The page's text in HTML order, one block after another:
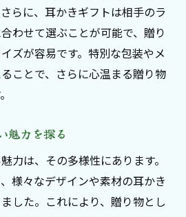
耳かきで驚きを
ぶ耳かきギフト
レゼントでサプライズ
ル耳かきの選び方
フトで驚きの瞬間を
ルデザインの魅力
きギフトの魅力
フトの魅力を深掘り
らに、耳かきギフトは相手のラ
わせて選ぶことが可能で、贈り
ズが容易です。特別な包装やメ
ことで、さらに心温まる贈り物
魅力を探る
力は、その多様性にあります。
様々なデザインや素材の耳かき
した。これにより、贈り物とし